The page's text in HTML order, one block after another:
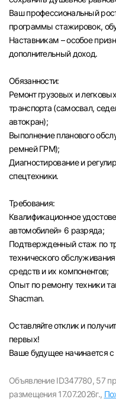
Вход в
вакансии с
E-mail или
Ваш профессиональный
программы стажировок,
Наставникам – особое
дополнительный доход.
Обязанности:
Ремонт грузовых и
транспорта (самосвал,
автокран);
Выполнение планового
ремней ГРМ);
Диагностирование и
спецтехники.
Требования:
Квалификационное
автомобилей» 6 разряда;
Подтвержденный стаж по
технического
средств и их компонентов;
Опыт по ремонту техники
Shacman.
Оставляйте отклик и
первых!
Ваше будущее начинается с
Объявление ID347780, 57
размещения 17.07.2026г.,